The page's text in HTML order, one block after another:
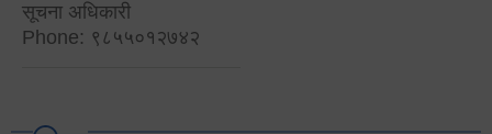
सूचना अधिकारी
Phone: ९८५५०१२७४२